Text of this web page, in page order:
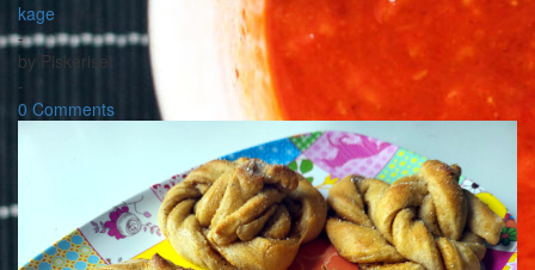
kage
-
by Piskeriset
-
0 Comments